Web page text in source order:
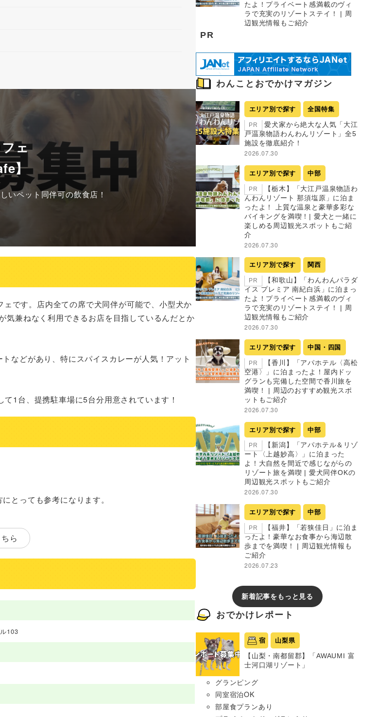
ェ
】
いペット同伴可の飲食店！
です。店内全ての席で犬同伴が可能で、小型犬か
気兼ねなく利用できるお店を目指しているんだとか
などがあり、特にスパイスカレーが人気！アット
1台、提携駐車場に5台分用意されています！
とっても参考になります。
ら
103
たよ！プライベート感満載のヴィ
ラで充実のリゾートステイ！ | 周
辺観光情報もご紹介
PR
わんことおでかけマガジン
エリア別で探す 全国特集
PR
愛犬家から絶大な人気「大江
戸温泉物語わんわんリゾート」全5
施設を徹底紹介！
2026.07.30
エリア別で探す 中部
PR
【栃木】「大江戸温泉物語わ
んわんリゾート 那須塩原」に泊ま
ったよ！ 上質な温泉と豪華多彩な
バイキングを満喫！| 愛犬と一緒に
楽しめる周辺観光スポットもご紹
介
2026.07.30
エリア別で探す 関西
PR
【和歌山】「わんわんパラダ
イス プレミア 南紀白浜」に泊まっ
たよ！プライベート感満載のヴィ
ラで充実のリゾートステイ！ | 周
辺観光情報もご紹介
2026.07.30
エリア別で探す 中国・四国
PR
【香川】「アパホテル〈高松
空港〉」に泊まったよ！屋内ドッ
グランも完備した空間で香川旅を
満喫！ | 周辺のおすすめ観光スポ
ットもご紹介
2026.07.30
エリア別で探す 中部
PR
【新潟】「アパホテル＆リゾ
ート〈上越妙高〉」に泊まった
よ！大自然を間近で感じながらの
リゾート旅を満喫 | 愛犬同伴OKの
周辺観光スポットもご紹介
2026.07.30
エリア別で探す 中部
PR
【福井】「若狭佳日」に泊ま
ったよ！豪華なお食事から海辺散
歩までを満喫！ | 周辺観光情報も
ご紹介
2026.07.23
新着記事をもっと見る
おでかけレポート
宿 山梨県
【山梨・南都留郡】「AWAUMI 富
士河口湖リゾート」
グランピング
同室宿泊OK
部屋食プランあり